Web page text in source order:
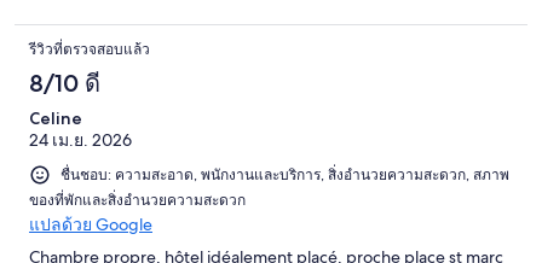
รีวิวที่ตรวจสอบแล้ว
8/10 ดี
Celine
24 เม.ย. 2026
ชื่นชอบ: ความสะอาด, พนักงานและบริการ, สิ่งอำนวยความสะดวก, สภาพ
ของที่พักและสิ่งอำนวยความสะดวก
แปลด้วย Google
Chambre propre, hôtel idéalement placé, proche place st marc